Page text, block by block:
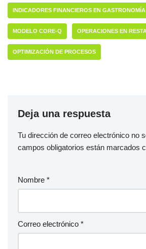
INDICADORES FINANCIEROS EN GASTRONOMÍA
MODELO CORE-Q OPERACIONES EN
OPTIMIZACIÓN DE PROCESOS
Deja una respuesta
Tu dirección de correo electrónico no
campos obligatorios están marcados
Nombre *
Correo electrónico *